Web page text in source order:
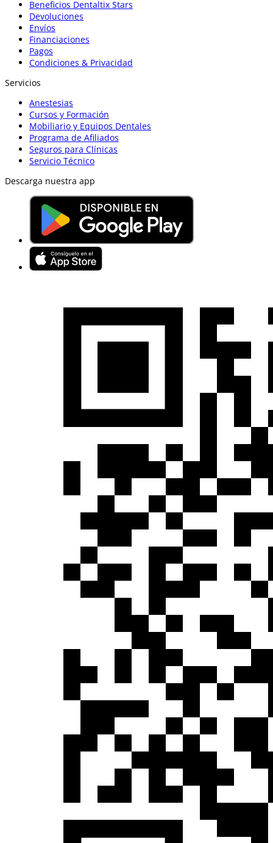
Beneficios Dentaltix Stars
Devoluciones
Envíos
Financiaciones
Pagos
Condiciones & Privacidad
Servicios
Anestesias
Cursos y Formación
Mobiliario y Equipos Dentales
Programa de Afiliados
Seguros para Clínicas
Servicio Técnico
Descarga nuestra app